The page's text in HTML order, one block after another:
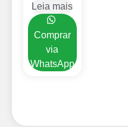
Leia mais
Comprar
via
WhatsApp